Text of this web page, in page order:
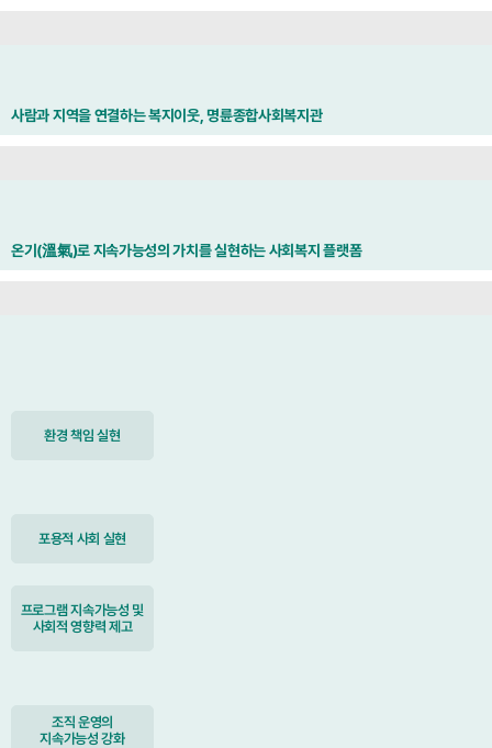
사람과 지역을 연결하는 복지이웃, 명륜종합사회복지관
온기(溫氣)로 지속가능성의 가치를 실현하는 사회복지 플랫폼
환경 책임 실현
포용적 사회 실현
프로그램 지속가능성 및
사회적 영향력 제고
조직 운영의
지속가능성 강화